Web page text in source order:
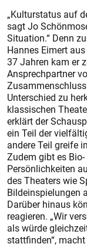
„Kulturstatus auf
sagt Jo
Situation.“ Denn
Hannes Eimert
37 Jahren kam er
Ansprechpartner
Unterschied zu
klassischen
erklärt der
ein Teil der
andere Teil greife
Zudem gibt es
Persönlichkeiten
des Theaters wie
Bildeinspielungen
Darüber hinaus
reagieren. „Wir
als würde
stattfinden“,